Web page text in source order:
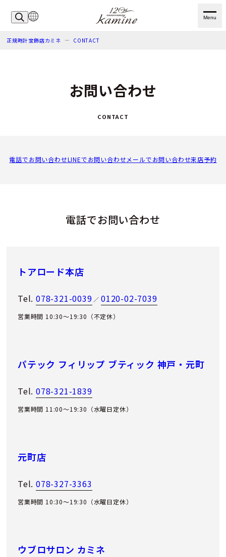
Menu
正規時計宝飾店カミネ CONTACT
お問い合わせ
CONTACT
電話でお問い合わせLINEでお問い合わせメールでお問い合わせ来店予約
電話でお問い合わせ
トアロード本店
Tel. 078-321-0039 ／0120-02-7039
営業時間 10:30～19:30（不定休）
パテック フィリップ ブティック 神戸・元町
Tel. 078-321-1839
営業時間 11:00〜19:30（水曜日定休）
元町店
Tel. 078-327-3363
営業時間 10:30～19:30（水曜日定休）
ウブロサロン カミネ